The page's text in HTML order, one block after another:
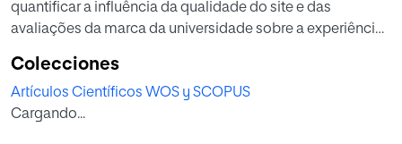
quantificar a influência da qualidade do site e das
avaliações da marca da universidade sobre a experiência
virtual.Metodologia – Realizamos uma análise estatística
utilizando a modelagem de equações estruturais de
questionários online coletados de 306 alunos de pós-
Colecciones
Artículos Científicos WOS y SCOPUS
Cargando...